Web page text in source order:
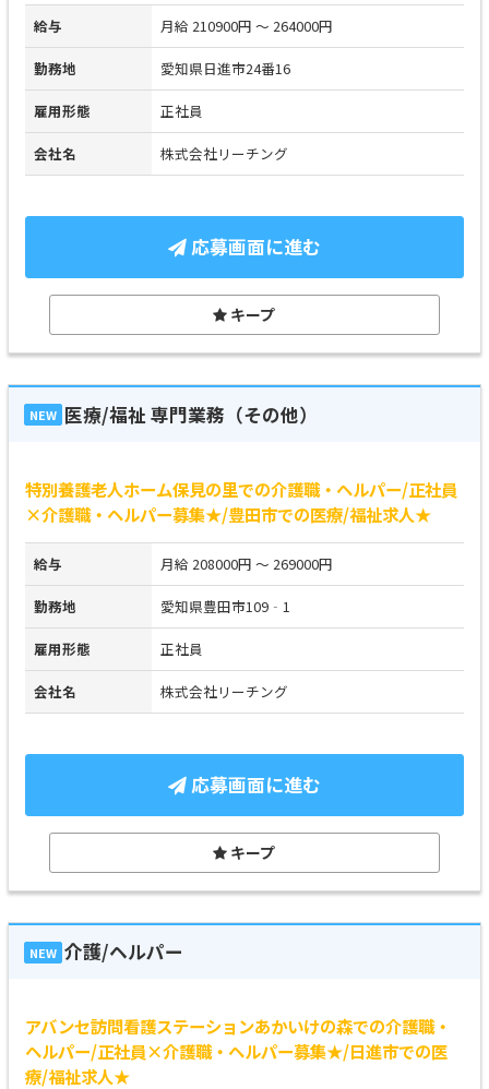
給与 月給 210900円 ～ 264000円
勤務地 愛知県日進市24番16
雇用形態 正社員
会社名 株式会社リーチング
応募画面に進む
キープ
NEW 医療/福祉 専門業務（その他）
特別養護老人ホーム保見の里での介護職・ヘルパー/正社員
×介護職・ヘルパー募集★/豊田市での医療/福祉求人★
給与 月給 208000円 ～ 269000円
勤務地 愛知県豊田市109‐1
雇用形態 正社員
会社名 株式会社リーチング
応募画面に進む
キープ
NEW 介護/ヘルパー
アバンセ訪問看護ステーションあかいけの森での介護職・
ヘルパー/正社員×介護職・ヘルパー募集★/日進市での医
療/福祉求人★